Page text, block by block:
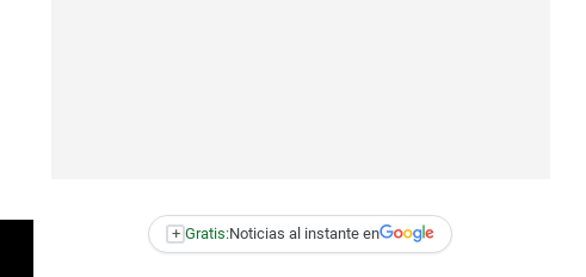
+ Gratis:Noticias al instante en